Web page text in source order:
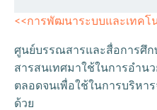
<<การพัฒนาระบบและเทคโ
ศูนย์บรรณสารและสื่อการศึก
สารสนเทศมาใช้ในการอำน
ตลอดจนเพื่อใช้ในการบริหา
ด้วย